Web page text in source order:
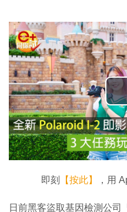
即刻 【按此】 ，用
日前黑客盜取基因檢測公司